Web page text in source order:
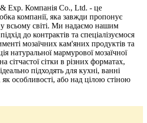
Exp. Компанія Co., Ltd. - це
компанії, яка завжди пропонує
всьому світі. Ми надаємо нашим
до контрактів та спеціалізуємося
мозаїчних кам'яних продуктів та
натуральної мармурової мозаїчної
сітчастої сітки в різних форматах,
підходять для кухні, ванні
як особливості, або над цілою стіною